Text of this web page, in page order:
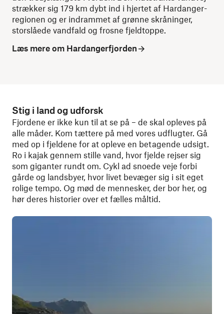
strækker sig 179 km dybt ind i hjertet af Hardanger-
regionen og er indrammet af grønne skråninger,
storslåede vandfald og frosne fjeldtoppe.
Læs mere om Hardangerfjorden
Stig i land og udforsk
Fjordene er ikke kun til at se på – de skal opleves på
alle måder. Kom tættere på med vores udflugter. Gå
med op i fjeldene for at opleve en betagende udsigt.
Ro i kajak gennem stille vand, hvor fjelde rejser sig
som giganter rundt om. Cykl ad snoede veje forbi
gårde og landsbyer, hvor livet bevæger sig i sit eget
rolige tempo. Og mød de mennesker, der bor her, og
hør deres historier over et fælles måltid.